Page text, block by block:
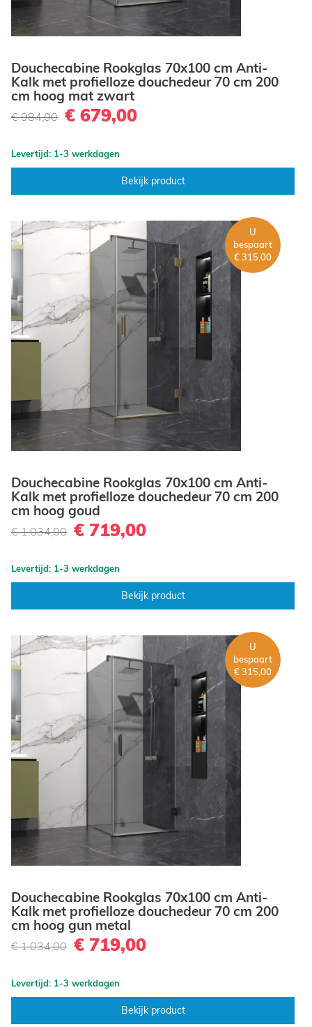
Douchecabine Rookglas 70x100 cm Anti-
Kalk met profielloze douchedeur 70 cm 200
cm hoog mat zwart
€ 984,00 € 679,00
Levertijd: 1-3 werkdagen
Bekijk product
Douchecabine Rookglas 70x100 cm Anti-
Kalk met profielloze douchedeur 70 cm 200
cm hoog goud
U
bespaart
€ 315,00
€ 1.034,00 € 719,00
Levertijd: 1-3 werkdagen
Bekijk product
Douchecabine Rookglas 70x100 cm Anti-
Kalk met profielloze douchedeur 70 cm 200
cm hoog gun metal
U
bespaart
€ 315,00
€ 1.034,00 € 719,00
Levertijd: 1-3 werkdagen
Bekijk product